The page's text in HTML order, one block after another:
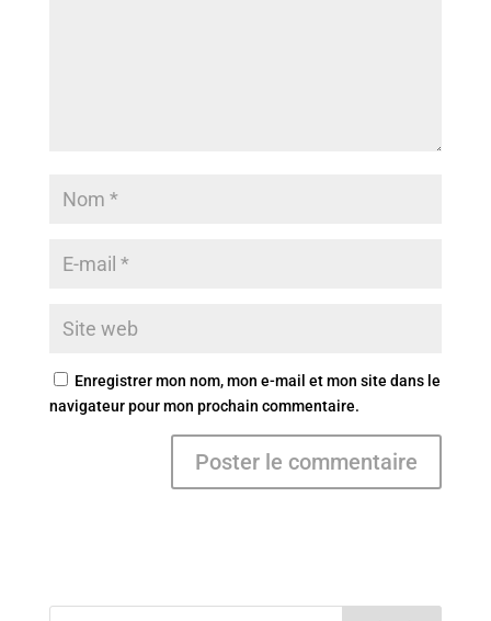
Enregistrer mon nom, mon e-mail et mon site dans le
navigateur pour mon prochain commentaire.